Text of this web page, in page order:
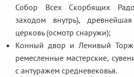
Собор Всех Скорбящих
заходом внутрь),
церковь (осмотр снаружи);
Конный двор и Ленивый
ремесленные мастерские,
с антуражем средневековья.